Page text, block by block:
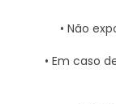
• Não
• Em caso